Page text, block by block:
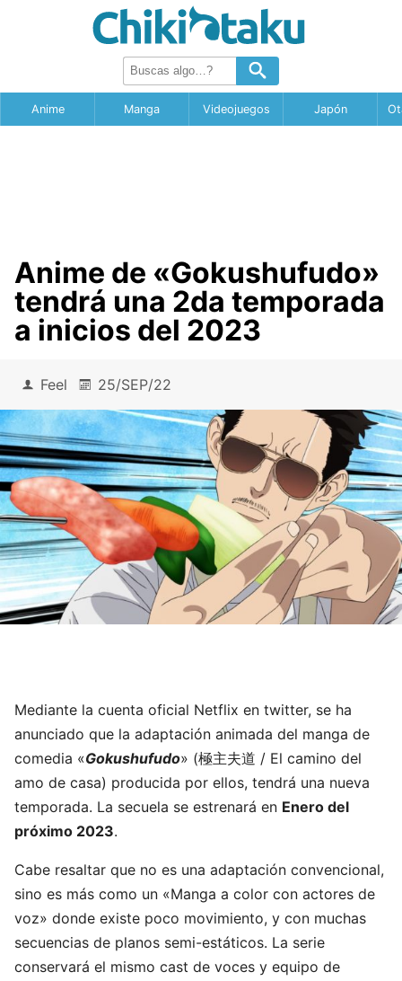
Anime Manga Videojuegos Japón
Anime de «Gokushufudo»
tendrá una 2da temporada
a inicios del 2023
Feel 25/SEP/22
Mediante la cuenta oficial Netflix en twitter, se ha
anunciado que la adaptación animada del manga de
comedia «Gokushufudo» (極主夫道 / El camino del
amo de casa) producida por ellos, tendrá una nueva
temporada. La secuela se estrenará en Enero del
próximo 2023.
Cabe resaltar que no es una adaptación convencional,
sino es más como un «Manga a color con actores de
voz» donde existe poco movimiento, y con muchas
secuencias de planos semi-estáticos. La serie
conservará el mismo cast de voces y equipo de